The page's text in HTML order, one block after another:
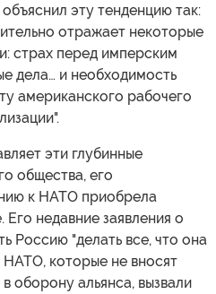
эту тенденцию так:
отражает некоторые
страх перед имперским
дела… и необходимость
американского рабочего
эти глубинные
общества, его
к НАТО приобрела
Его недавние заявления о
Россию "делать все, что она
НАТО, которые не вносят
оборону альянса, вызвали